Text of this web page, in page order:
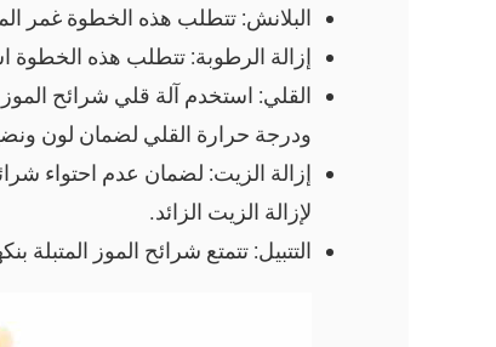
البلانش: تتطلب هذه الخطوة غمر
إزالة الرطوبة: تتطلب هذه الخطوة
القلي: استخدم آلة قلي شرائح
ودرجة حرارة القلي لضمان لون
إزالة الزيت: لضمان عدم احتواء
لإزالة الزيت الزائد.
التتبيل: تتمتع شرائح الموز المتبلة